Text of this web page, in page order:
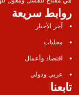
روابط سريعة
آخر الأخبار
محليات
اقتصاد وأعمال
عربي ودولي
تابعنا